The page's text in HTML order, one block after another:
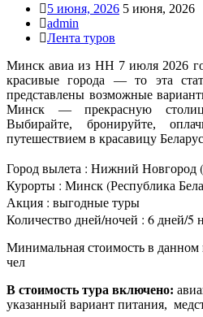
5 июня, 2026 5 июня, 2026
admin
Лента туров
Минск авиа из НН 7 июля 2026
красивые города — то эта
представлены возможные
Минск — прекрасную
Выбирайте, бронируйте,
путешествием в красавицу
Город вылета : Нижний Новгород
Курорты : Минск (Республика
Акция : выгодные туры
Количество дней/ночей : 6 дней/5
Минимальная стоимость в
чел
В стоимость тура включено:
указанный вариант питания,